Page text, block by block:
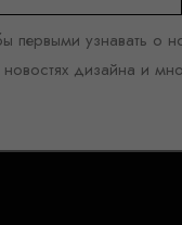
первыми узнавать о
новостях дизайна и